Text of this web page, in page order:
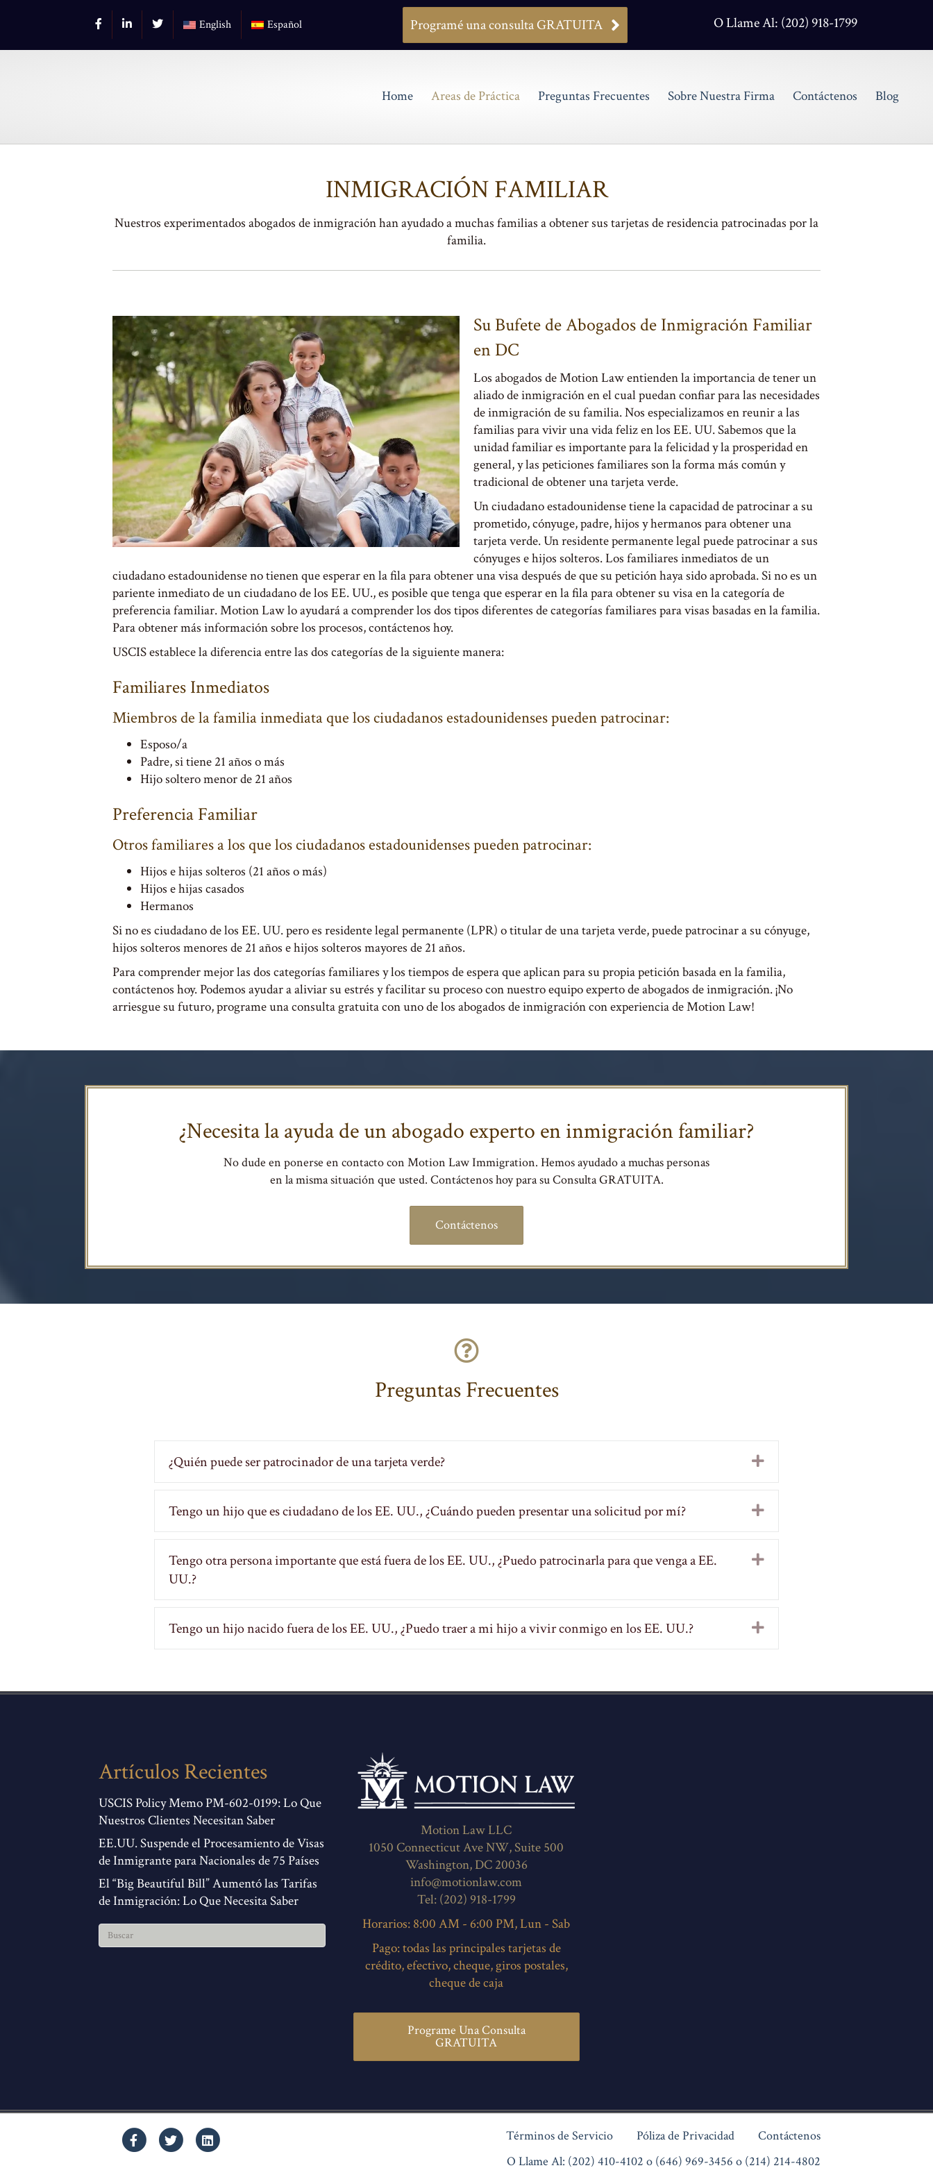
English Español Programé una consulta GRATUITA O Llame Al: (202) 918-1799
Home Areas de Práctica Preguntas Frecuentes Sobre Nuestra Firma Contáctenos Blog
INMIGRACIÓN FAMILIAR
Nuestros experimentados abogados de inmigración han ayudado a muchas familias a obtener sus tarjetas de residencia patrocinadas por la
familia.
Su Bufete de Abogados de Inmigración Familiar
en DC
Los abogados de Motion Law entienden la importancia de tener un
aliado de inmigración en el cual puedan confiar para las necesidades
de inmigración de su familia. Nos especializamos en reunir a las
familias para vivir una vida feliz en los EE. UU. Sabemos que la
unidad familiar es importante para la felicidad y la prosperidad en
general, y las peticiones familiares son la forma más común y
tradicional de obtener una tarjeta verde.
Un ciudadano estadounidense tiene la capacidad de patrocinar a su
prometido, cónyuge, padre, hijos y hermanos para obtener una
tarjeta verde. Un residente permanente legal puede patrocinar a sus
cónyuges e hijos solteros. Los familiares inmediatos de un
ciudadano estadounidense no tienen que esperar en la fila para obtener una visa después de que su petición haya sido aprobada. Si no es un
pariente inmediato de un ciudadano de los EE. UU., es posible que tenga que esperar en la fila para obtener su visa en la categoría de
preferencia familiar. Motion Law lo ayudará a comprender los dos tipos diferentes de categorías familiares para visas basadas en la familia.
Para obtener más información sobre los procesos, contáctenos hoy.
USCIS establece la diferencia entre las dos categorías de la siguiente manera:
Familiares Inmediatos
Miembros de la familia inmediata que los ciudadanos estadounidenses pueden patrocinar:
Esposo/a
Padre, si tiene 21 años o más
Hijo soltero menor de 21 años
Preferencia Familiar
Otros familiares a los que los ciudadanos estadounidenses pueden patrocinar:
Hijos e hijas solteros (21 años o más)
Hijos e hijas casados
Hermanos
Si no es ciudadano de los EE. UU. pero es residente legal permanente (LPR) o titular de una tarjeta verde, puede patrocinar a su cónyuge,
hijos solteros menores de 21 años e hijos solteros mayores de 21 años.
Para comprender mejor las dos categorías familiares y los tiempos de espera que aplican para su propia petición basada en la familia,
contáctenos hoy. Podemos ayudar a aliviar su estrés y facilitar su proceso con nuestro equipo experto de abogados de inmigración. ¡No
arriesgue su futuro, programe una consulta gratuita con uno de los abogados de inmigración con experiencia de Motion Law!
¿Necesita la ayuda de un abogado experto en inmigración familiar?
No dude en ponerse en contacto con Motion Law Immigration. Hemos ayudado a muchas personas
en la misma situación que usted. Contáctenos hoy para su Consulta GRATUITA.
Contáctenos
Preguntas Frecuentes
¿Quién puede ser patrocinador de una tarjeta verde? Expand
Tengo un hijo que es ciudadano de los EE. UU., ¿Cuándo pueden presentar una solicitud por mí? Expand
Tengo otra persona importante que está fuera de los EE. UU., ¿Puedo patrocinarla para que venga a EE.
UU.?
Expand
Tengo un hijo nacido fuera de los EE. UU., ¿Puedo traer a mi hijo a vivir conmigo en los EE. UU.? Expand
Artículos Recientes
USCIS Policy Memo PM-602-0199: Lo Que
Nuestros Clientes Necesitan Saber
EE.UU. Suspende el Procesamiento de Visas
de Inmigrante para Nacionales de 75 Países
El “Big Beautiful Bill” Aumentó las Tarifas
de Inmigración: Lo Que Necesita Saber
Motion Law LLC
1050 Connecticut Ave NW, Suite 500
Washington, DC 20036
info@motionlaw.com
Tel: (202) 918-1799
Horarios: 8:00 AM - 6:00 PM, Lun - Sab
Pago: todas las principales tarjetas de
crédito, efectivo, cheque, giros postales,
cheque de caja
Programe Una Consulta
GRATUITA
FacebookTwitter Linkedin Términos de Servicio Póliza de Privacidad
Contáctenos
O Llame Al: (202) 410-4102 o (646) 969-3456 o (214) 214-4802